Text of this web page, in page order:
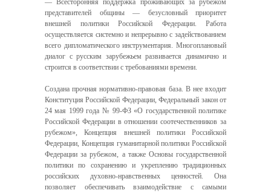
— Всесторонняя поддержка проживающих за рубежом
представителей общины — безусловный приоритет
внешней политики Российской Федерации. Работа
осуществляется системно и непрерывно с задействованием
всего дипломатического инструментария. Многоплановый
диалог с русским зарубежьем развивается динамично и
строится в соответствии с требованиями времени.
Создана прочная нормативно-правовая база. В нее входит
Конституция Российской Федерации, Федеральный закон от
24 мая 1999 года № 99-ФЗ «О государственной политике
Российской Федерации в отношении соотечественников за
рубежом», Концепция внешней политики Российской
Федерации, Концепция гуманитарной политики Российской
Федерации за рубежом, а также Основы государственной
политики по сохранению и укреплению традиционных
российских духовно-нравственных ценностей. Она
позволяет обеспечивать взаимодействие с самыми